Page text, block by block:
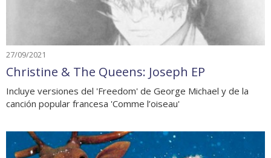
27/09/2021
Christine & The Queens: Joseph EP
Incluye versiones del 'Freedom' de George Michael y de la
canción popular francesa 'Comme l’oiseau'